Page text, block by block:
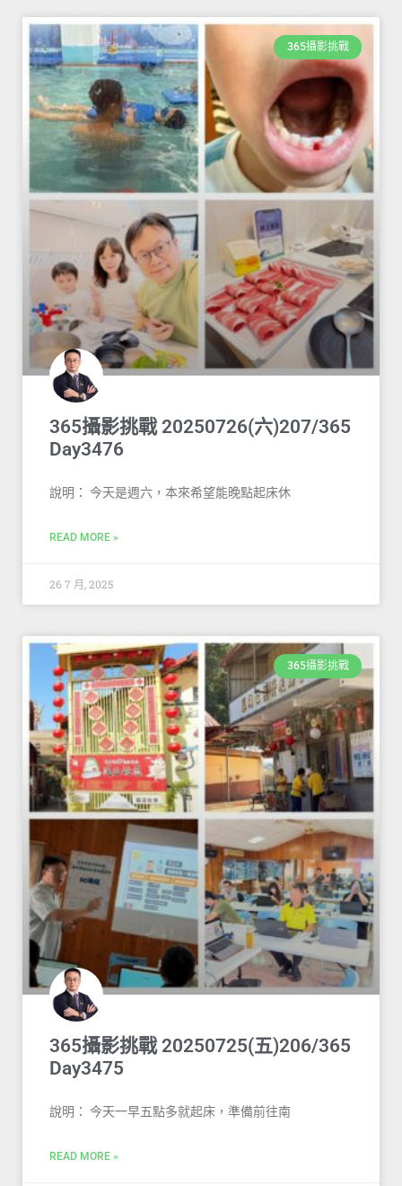
365攝影挑戰
365攝影挑戰 20250726(六)207/365
Day3476
說明： 今天是週六，本來希望能晚點起床休
READ MORE »
26 7 月, 2025
365攝影挑戰
365攝影挑戰 20250725(五)206/365
Day3475
說明： 今天一早五點多就起床，準備前往南
READ MORE »